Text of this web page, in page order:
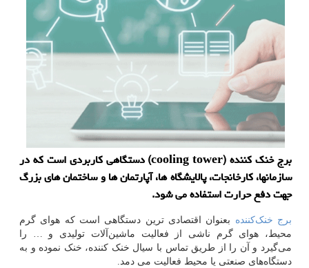
برج خنك كننده (cooling tower) دستگاهی كاربردی است كه در
سازمانها، كارخانجات، پالایشگاه ها، آپارتمان ها و ساختمان های بزرگ
جهت دفع حرارت استفاده می شود.
برج خنک‌کننده بعنوان اقتصادی ترین دستگاهی است که هوای گرم
محیط، هوای گرم ناشی از فعالیت ماشین‌آلات تولیدی و … را
می‌گیرد و آن را از طریق تماس با سیال خنک کننده، خنک نموده و به
دستگاه‌های صنعتی یا محیط فعالیت می دمد.